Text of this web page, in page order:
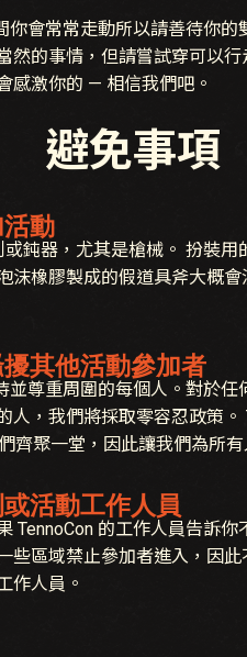
你會常常走動所以請善待你
然的事情，但請嘗試穿可以
感激你的 — 相信我們吧。
避免事項
動
或鈍器，尤其是槍械。 扮裝
沫橡膠製成的假道具斧大概
其他活動參加者
並尊重周圍的每個人。對於
人，我們將採取零容忍政策。
齊聚一堂，因此讓我們為所
活動工作人員
TennoCon 的工作人員告訴
些區域禁止參加者進入，因
作人員。